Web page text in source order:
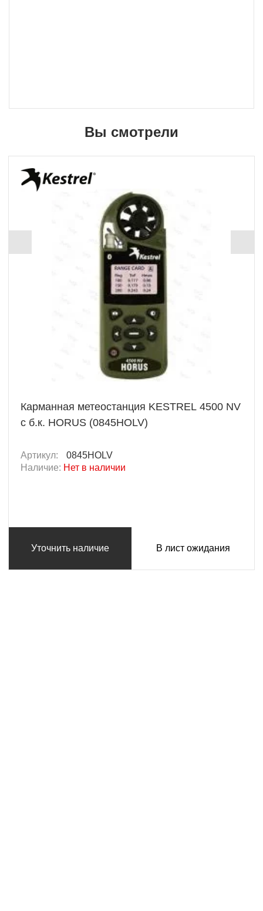
Вы смотрели
Карманная метеостанция KESTREL 4500 NV
с б.к. HORUS (0845HOLV)
Артикул:
0845HOLV
Наличие: Нет в наличии
Уточнить наличие В лист ожидания